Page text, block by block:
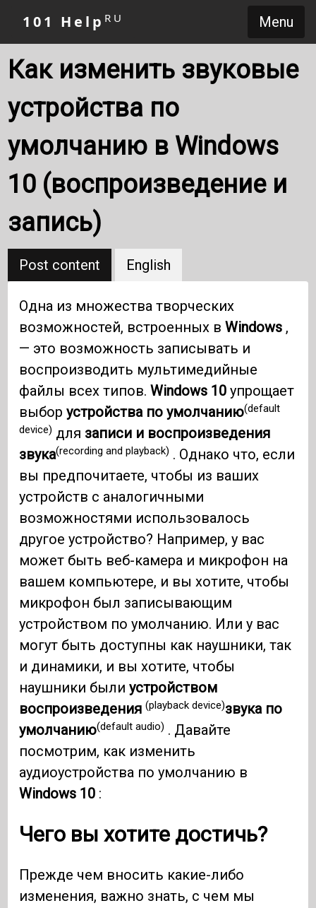
Menu
101 Help RU
Как изменить звуковые
устройства по
умолчанию в Windows
10 (воспроизведение и
запись)
Post content English
Одна из множества творческих
возможностей, встроенных вWindows ,
— это возможность записывать и
воспроизводить мультимедийные
файлы всех типов.Windows 10 упрощает
выборустройства по умолчанию(default
device) для записи и воспроизведения
звука(recording and playback) . Однако что, если
вы предпочитаете, чтобы из ваших
устройств с аналогичными
возможностями использовалось
другое устройство? Например, у вас
может быть веб-камера и микрофон на
вашем компьютере, и вы хотите, чтобы
микрофон был записывающим
устройством по умолчанию. Или у вас
могут быть доступны как наушники, так
и динамики, и вы хотите, чтобы
наушники былиустройством
воспроизведения(playback device)звука по
умолчанию(default audio) . Давайте
посмотрим, как изменить
аудиоустройства по умолчанию в
Windows 10 :
Чего вы хотите достичь?
Прежде чем вносить какие-либо
изменения, важно знать, с чем мы